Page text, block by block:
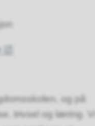
og på
trivsel og læring.